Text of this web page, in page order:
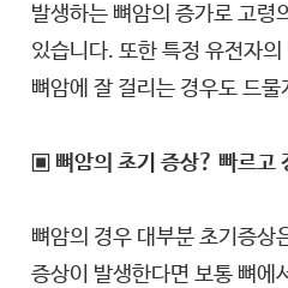
발생하는 뼈암의 증가로 고령
있습니다. 또한 특정 유전자
뼈암에 잘 걸리는 경우도 드물
▣ 뼈암의 초기 증상? 빠르고
뼈암의 경우 대부분 초기증상
증상이 발생한다면 보통 뼈에